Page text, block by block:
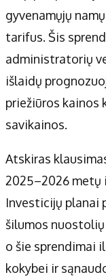
gyvenamųjų
tarifus. Šis
administratorių
išlaidų
priežiūros kainos
savikainos.
Atskiras
2025–2026 metų
Investicijų planai
šilumos
o šie sprendimai
kokybei ir